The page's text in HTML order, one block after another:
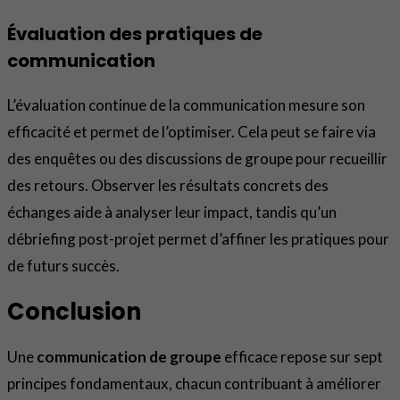
Évaluation des pratiques de
communication
L’évaluation continue de la communication mesure son
efficacité et permet de l’optimiser. Cela peut se faire via
des enquêtes ou des discussions de groupe pour recueillir
des retours. Observer les résultats concrets des
échanges aide à analyser leur impact, tandis qu’un
débriefing post-projet permet d’affiner les pratiques pour
de futurs succès.
Conclusion
Unecommunication de groupe efficace repose sur sept
principes fondamentaux, chacun contribuant à améliorer